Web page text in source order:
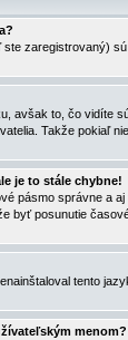
zaregistrovaný)
avšak to, čo vidíte
Takže pokiaľ
je to stále chybne!
pásmo správne a
byť posunutie
tento
menom?